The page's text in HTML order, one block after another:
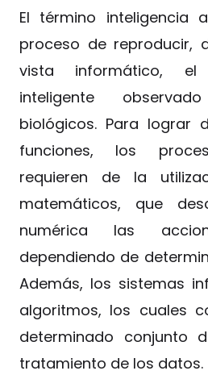
El término inteligencia
proceso de reproducir,
vista informático, el
inteligente
biológicos. Para lograr
funciones, los
requieren de la
matemáticos, que
numérica las
dependiendo de
Además, los sistemas
algoritmos, los cuales
determinado conjunto
tratamiento de los datos.